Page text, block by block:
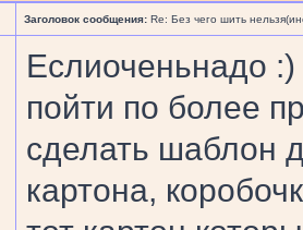
Заголовок сообщения: Re: Без чего шить
Еслиоченьнадо
пойти по более
сделать шаблон
картона,